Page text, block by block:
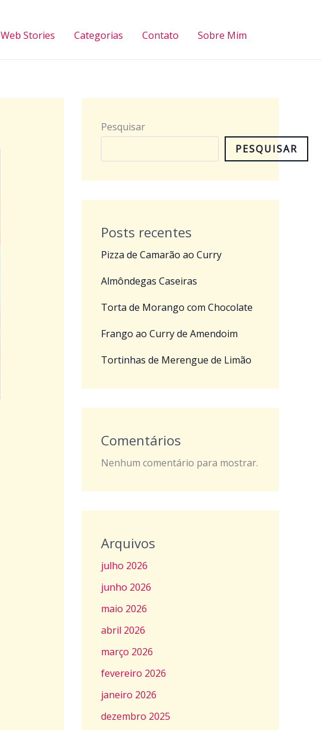
Web Stories Categorias Contato Sobre Mim
Pesquisar
PESQUISAR
Posts recentes
Pizza de Camarão ao Curry
Almôndegas Caseiras
Torta de Morango com Chocolate
Frango ao Curry de Amendoim
Tortinhas de Merengue de Limão
Comentários
Nenhum comentário para mostrar.
Arquivos
julho 2026
junho 2026
maio 2026
abril 2026
março 2026
fevereiro 2026
janeiro 2026
dezembro 2025